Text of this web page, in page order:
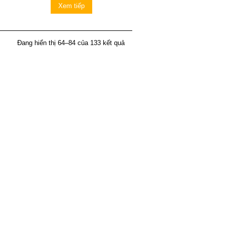
Xem tiếp
Đang hiển thị 64–84 của 133 kết quả